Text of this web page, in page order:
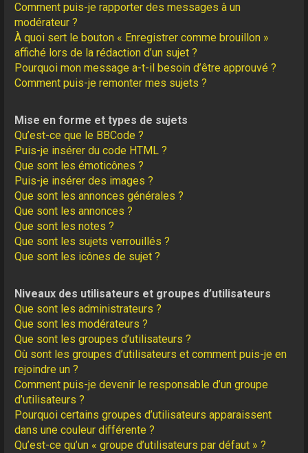
Comment puis-je rapporter des messages à un
modérateur ?
À quoi sert le bouton « Enregistrer comme brouillon »
affiché lors de la rédaction d’un sujet ?
Pourquoi mon message a-t-il besoin d’être approuvé ?
Comment puis-je remonter mes sujets ?
Mise en forme et types de sujets
Qu’est-ce que le BBCode ?
Puis-je insérer du code HTML ?
Que sont les émoticônes ?
Puis-je insérer des images ?
Que sont les annonces générales ?
Que sont les annonces ?
Que sont les notes ?
Que sont les sujets verrouillés ?
Que sont les icônes de sujet ?
Niveaux des utilisateurs et groupes d’utilisateurs
Que sont les administrateurs ?
Que sont les modérateurs ?
Que sont les groupes d’utilisateurs ?
Où sont les groupes d’utilisateurs et comment puis-je en
rejoindre un ?
Comment puis-je devenir le responsable d’un groupe
d’utilisateurs ?
Pourquoi certains groupes d’utilisateurs apparaissent
dans une couleur différente ?
Qu’est-ce qu’un « groupe d’utilisateurs par défaut » ?